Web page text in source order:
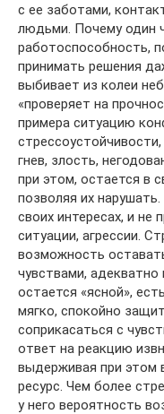
с ее заботами,
людьми. Почему один
работоспособность,
принимать решения
выбивает из колеи
«проверяет на
примера ситуацию
гнев, злость,
при этом, остается в
позволяя их
своих интересах, и не
ситуации, агрессии.
возможность
чувствами,
остается «ясной»,
мягко, спокойно
соприкасаться с
ответ на реакцию
выдерживая при этом
ресурс. Чем более
у него вероятность